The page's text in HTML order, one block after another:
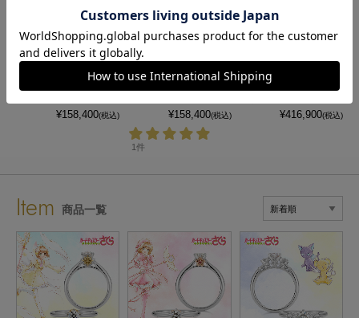
カードキャプターさくら
¥158,400(税込)
カードキャプターさくら
¥158,400(税込)
1件
カードキャプターさくら
さくらと撫子 プラチナ×K
¥416,900(税込)
Item 商品一覧